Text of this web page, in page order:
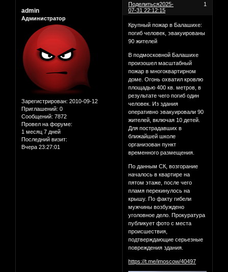
Поделиться 1
2025-
07-31 22:12:15
admin
Администратор
Зарегистрирован: 2010-09-12
Приглашений: 0
Сообщений: 7872
Провел на форуме:
1 месяц 7 дней
Последний визит:
Вчера 23:27:01
Крупный пожар в Балашихе:
погиб человек, эвакуированы
90 жителей
В подмосковной Балашихе
произошел масштабный
пожар в многоквартирном
доме. Огонь охватил кровлю
площадью 400 кв. метров, в
результате чего погиб один
человек. Из здания
оперативно эвакуировали 90
жителей, включая 10 детей.
Для пострадавших в
ближайшей школе
организован пункт
временного размещения.
По данным СК, возгорание
началось в квартире на
пятом этаже, после чего
пламя перекинулось на
крышу. По факту гибели
мужчины возбуждено
уголовное дело. Прокуратура
публикует фото с места
происшествия,
подтверждающие серьезные
повреждения здания.
https://t.me/imoscow/40497